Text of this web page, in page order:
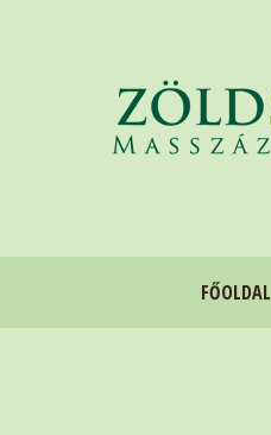
FŐOLDAL